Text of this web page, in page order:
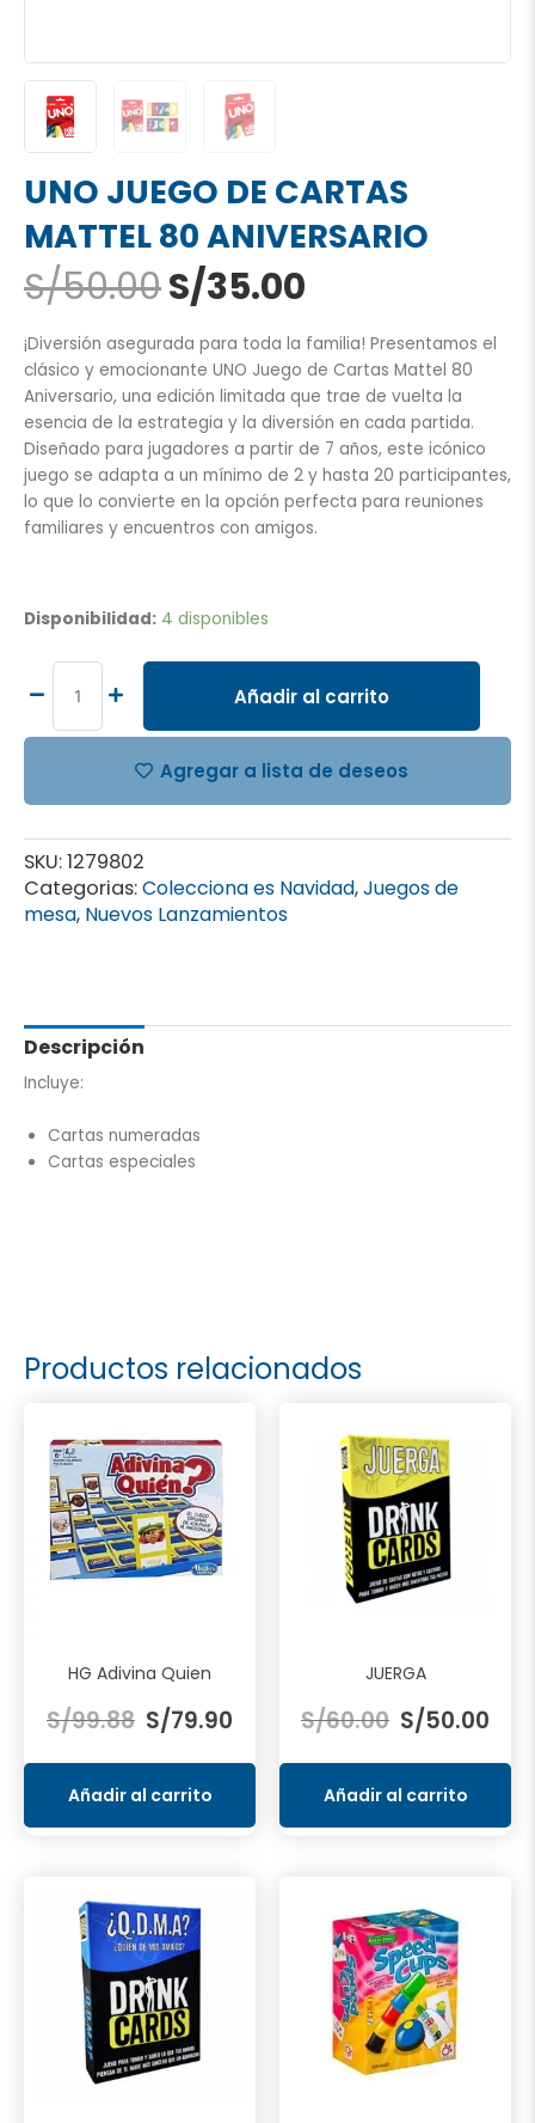
UNO JUEGO DE CARTAS
MATTEL 80 ANIVERSARIO
S/50.00El
precio
original
era:
S/50.00.
S/35.00
actual
es:
S/35.00.
¡Diversión asegurada para toda la familia! Presentamos el
clásico y emocionante UNO Juego de Cartas Mattel 80
Aniversario, una edición limitada que trae de vuelta la
esencia de la estrategia y la diversión en cada partida.
Diseñado para jugadores a partir de 7 años, este icónico
juego se adapta a un mínimo de 2 y hasta 20 participantes,
lo que lo convierte en la opción perfecta para reuniones
familiares y encuentros con amigos.
Disponibilidad: 4 disponibles
JUEGO
CARTAS
MATTEL
ANIVERSARIO
cantidad
Añadir al carrito
Agregar a lista de deseos
SKU:1279802
Categorias:Colecciona es Navidad,Juegos de
mesa, Nuevos Lanzamientos
Descripción
Incluye:
Cartas numeradas
Cartas especiales
Productos relacionados
HG Adivina Quien
S/99.88 precio
original
era:
S/99.88.
S/79.90
actual
S/79.90.
Añadir al carrito
JUERGA
S/60.00 precio
original
era:
S/60.00.
S/50.00
S/
Añadir al carrito